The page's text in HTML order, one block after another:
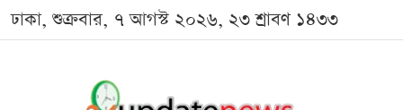
ঢাকা, শুক্রবার, ৭ আগস্ট ২০২৬, ২৩ শ্রাবণ ১৪৩৩